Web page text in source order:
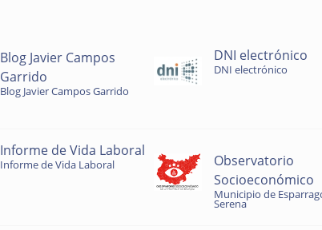
Blog Javier Campos
Garrido
Blog Javier Campos Garrido
DNI electrónico
DNI electrónico
Informe de Vida Laboral
Informe de Vida Laboral
Observatorio
Socioeconómico
Municipio de
Serena